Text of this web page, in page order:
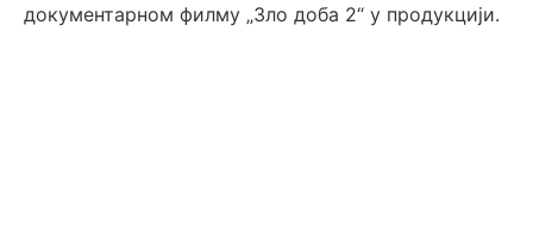
документарном филму „Зло доба 2“ у продукцији.